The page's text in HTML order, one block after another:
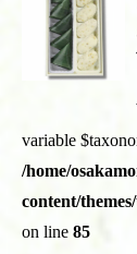
variable
/home/
content/
on line85